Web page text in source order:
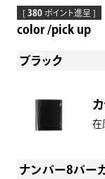
[ 380 ポイント進呈 ]
color pick up
ブラック
在
ナンバー8バー